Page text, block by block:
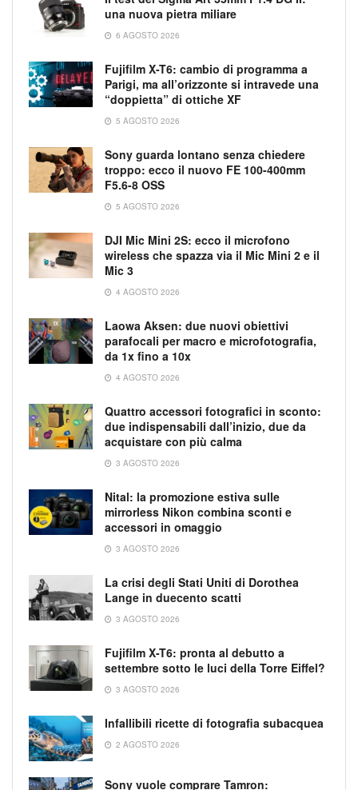
una nuova pietra miliare
6 AGOSTO 2026
Fujifilm X-T6: cambio di programma a
Parigi, ma all’orizzonte si intravede una
“doppietta” di ottiche XF
5 AGOSTO 2026
Sony guarda lontano senza chiedere
troppo: ecco il nuovo FE 100-400mm
F5.6-8 OSS
5 AGOSTO 2026
DJI Mic Mini 2S: ecco il microfono
wireless che spazza via il Mic Mini 2 e il
Mic 3
4 AGOSTO 2026
Laowa Aksen: due nuovi obiettivi
parafocali per macro e microfotografia,
da 1x fino a 10x
4 AGOSTO 2026
Quattro accessori fotografici in sconto:
due indispensabili dall’inizio, due da
acquistare con più calma
3 AGOSTO 2026
Nital: la promozione estiva sulle
mirrorless Nikon combina sconti e
accessori in omaggio
3 AGOSTO 2026
La crisi degli Stati Uniti di Dorothea
Lange in duecento scatti
3 AGOSTO 2026
Fujifilm X-T6: pronta al debutto a
settembre sotto le luci della Torre Eiffel?
3 AGOSTO 2026
Infallibili ricette di fotografia subacquea
2 AGOSTO 2026
Sony vuole comprare Tamron: